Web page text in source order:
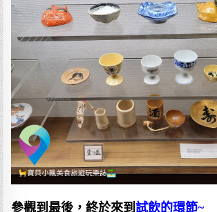
參觀到最後，終於來到試飲的環節~